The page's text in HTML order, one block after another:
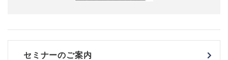
セミナーのご案内